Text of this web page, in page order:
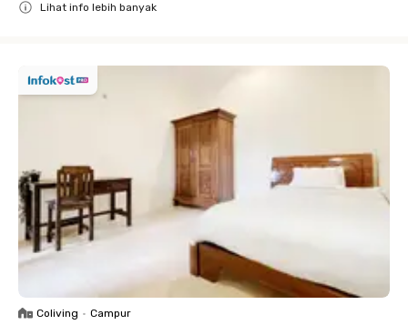
Lihat info lebih banyak
Coliving • Campur